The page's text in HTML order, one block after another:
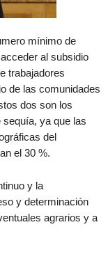
mínimo de
al subsidio
trabajadores
de las comunidades
dos son los
ya que las
del
el 30 %.
y la
y determinación
agrarios y a